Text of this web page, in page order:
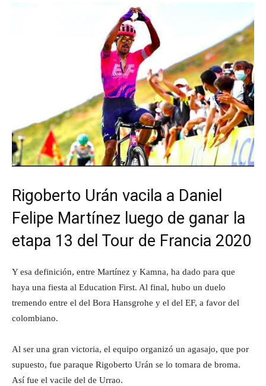
Rigoberto Urán vacila a Daniel
Felipe Martínez luego de ganar la
etapa 13 del Tour de Francia 2020
Y esa definición, entre Martínez y Kamna, ha dado para que
haya una fiesta al Education First. Al final, hubo un duelo
tremendo entre el del Bora Hansgrohe y el del EF, a favor del
colombiano.
Al ser una gran victoria, el equipo organizó un agasajo, que por
supuesto, fue paraque Rigoberto Urán se lo tomara de broma.
Así fue el vacile del de Urrao.